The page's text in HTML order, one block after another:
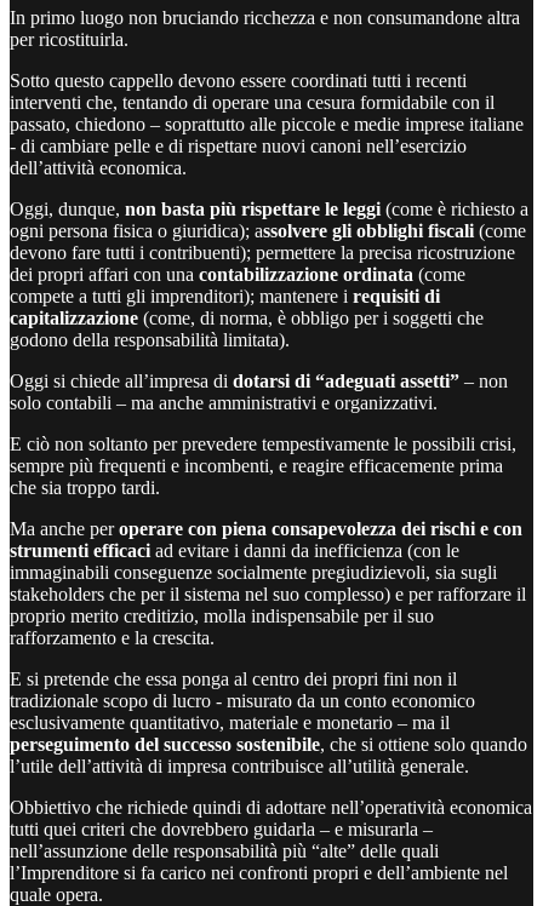
In primo luogo non bruciando ricchezza e non consumandone altra
per ricostituirla.
Sotto questo cappello devono essere coordinati tutti i recenti
interventi che, tentando di operare una cesura formidabile con il
passato, chiedono – soprattutto alle piccole e medie imprese italiane
- di cambiare pelle e di rispettare nuovi canoni nell’esercizio
dell’attività economica.
Oggi, dunque, non basta più rispettare le leggi (come è richiesto a
ogni persona fisica o giuridica); assolvere gli obblighi fiscali (come
devono fare tutti i contribuenti); permettere la precisa ricostruzione
dei propri affari con una contabilizzazione ordinata (come
compete a tutti gli imprenditori); mantenere i requisiti di
capitalizzazione (come, di norma, è obbligo per i soggetti che
godono della responsabilità limitata).
Oggi si chiede all’impresa di dotarsi di “adeguati assetti” – non
solo contabili – ma anche amministrativi e organizzativi.
E ciò non soltanto per prevedere tempestivamente le possibili crisi,
sempre più frequenti e incombenti, e reagire efficacemente prima
che sia troppo tardi.
Ma anche peroperare con piena consapevolezza dei rischi e con
strumenti efficaci ad evitare i danni da inefficienza (con le
immaginabili conseguenze socialmente pregiudizievoli, sia sugli
stakeholders che per il sistema nel suo complesso) e per rafforzare il
proprio merito creditizio, molla indispensabile per il suo
rafforzamento e la crescita.
E si pretende che essa ponga al centro dei propri fini non il
tradizionale scopo di lucro - misurato da un conto economico
esclusivamente quantitativo, materiale e monetario – ma il
perseguimento del successo sostenibile, che si ottiene solo quando
l’utile dell’attività di impresa contribuisce all’utilità generale.
Obbiettivo che richiede quindi di adottare nell’operatività economica
tutti quei criteri che dovrebbero guidarla – e misurarla –
nell’assunzione delle responsabilità più “alte” delle quali
l’Imprenditore si fa carico nei confronti propri e dell’ambiente nel
quale opera.